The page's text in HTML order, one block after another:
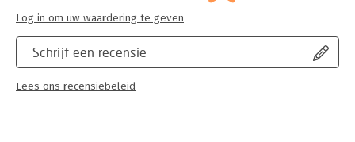
Schrijf een recensie
Lees ons recensiebeleid
Log in om uw waardering te geven